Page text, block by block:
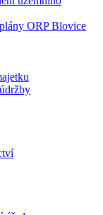
ORP Blovice